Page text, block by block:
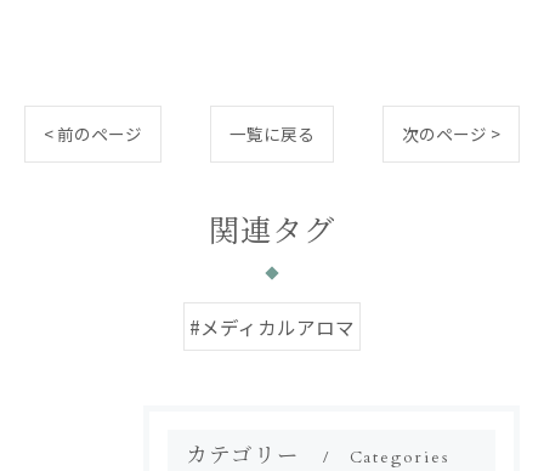
< 前のページ 一覧に戻る 次のページ >
関連タグ
#メディカルアロマ
カテゴリー Categories